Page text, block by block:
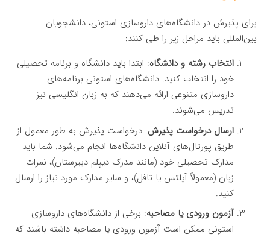
برای پذیرش در دانشگاه‌های داروسازی استونی، دانشجویان
بین‌المللی باید مراحل زیر را طی کنند:
انتخاب رشته و دانشگاه: ابتدا باید دانشگاه و برنامه تحصیلی
خود را انتخاب کنید. دانشگاه‌های استونی برنامه‌های
داروسازی متنوعی ارائه می‌دهند که به زبان انگلیسی نیز
تدریس می‌شوند.
ارسال درخواست پذیرش: درخواست پذیرش به طور معمول از
طریق پورتال‌های آنلاین دانشگاه‌ها انجام می‌شود. شما باید
مدارک تحصیلی خود (مانند مدرک دیپلم دبیرستان)، نمرات
زبان (معمولاً آیلتس یا تافل)، و سایر مدارک مورد نیاز را ارسال
کنید.
آزمون ورودی یا مصاحبه: برخی از دانشگاه‌های داروسازی
استونی ممکن است آزمون ورودی یا مصاحبه داشته باشند که